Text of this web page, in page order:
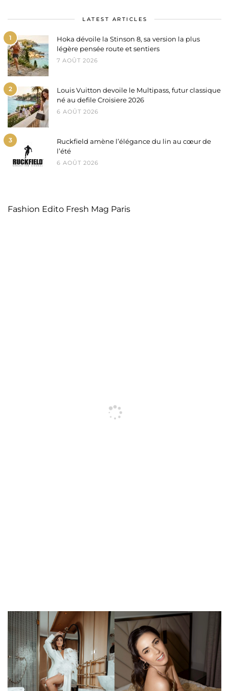
LATEST ARTICLES
1
Hoka dévoile la Stinson 8, sa version la plus
légère pensée route et sentiers
7 AOÛT 2026
2
Louis Vuitton devoile le Multipass, futur classique
né au defile Croisiere 2026
6 AOÛT 2026
3
Ruckfield amène l’élégance du lin au cœur de
l’été
6 AOÛT 2026
Fashion Edito Fresh Mag Paris